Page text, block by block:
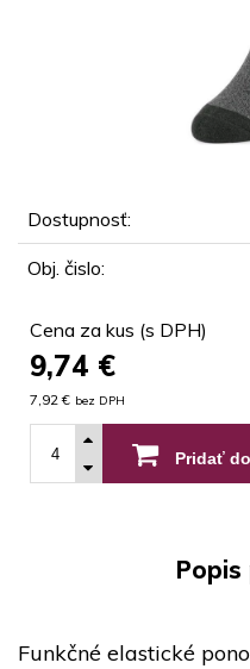
Dostupnosť:
Obj. čislo:
Cena za kus (s DPH)
9,74 €
7,92 € bez DPH
Pridať
Funkčné elastické